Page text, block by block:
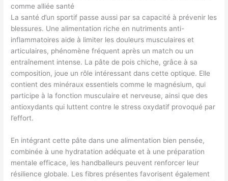
comme alliée santé
La santé d’un sportif passe aussi par sa capacité à prévenir les
blessures. Une alimentation riche en nutriments anti-
inflammatoires aide à limiter les douleurs musculaires et
articulaires, phénomène fréquent après un match ou un
entraînement intense. La pâte de pois chiche, grâce à sa
composition, joue un rôle intéressant dans cette optique. Elle
contient des minéraux essentiels comme le magnésium, qui
participe à la fonction musculaire et nerveuse, ainsi que des
antioxydants qui luttent contre le stress oxydatif provoqué par
l’effort.
En intégrant cette pâte dans une alimentation bien pensée,
combinée à une hydratation adéquate et à une préparation
mentale efficace, les handballeurs peuvent renforcer leur
résilience globale. Les fibres présentes favorisent également